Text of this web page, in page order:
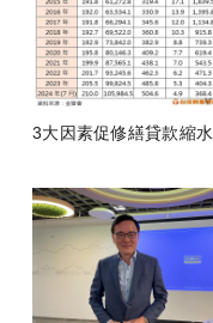
3大因素促修繕貸款縮水